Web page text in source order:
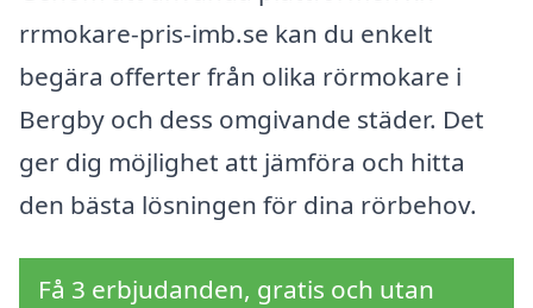
rrmokare-pris-imb.se kan du enkelt
begära offerter från olika rörmokare i
Bergby och dess omgivande städer. Det
ger dig möjlighet att jämföra och hitta
den bästa lösningen för dina rörbehov.
Få 3 erbjudanden, gratis och utan